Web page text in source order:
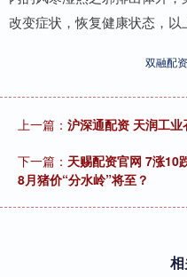
改变症状，恢复健康状态，以
双融配
上一篇： 沪深通配资 天润工
下一篇： 天赐配资官网 7涨10
8月猪价“分水岭”将至？